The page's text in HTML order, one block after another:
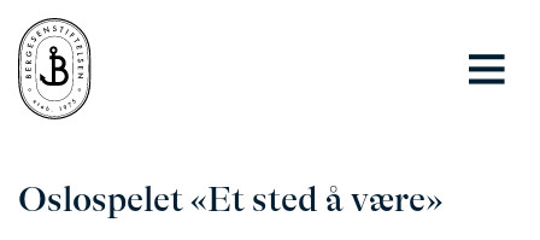
Oslospelet «Et sted å være»